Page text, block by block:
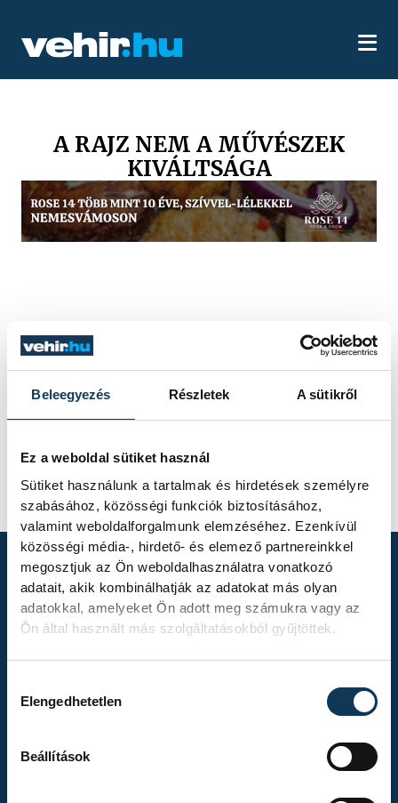
Beleegyezés Részletek A sütikről
Ez a weboldal sütiket használ
Sütiket használunk a tartalmak és hirdetések személyre
szabásához, közösségi funkciók biztosításához,
valamint weboldalforgalmunk elemzéséhez. Ezenkívül
közösségi média-, hirdető- és elemező partnereinkkel
megosztjuk az Ön weboldalhasználatra vonatkozó
adatait, akik kombinálhatják az adatokat más olyan
adatokkal, amelyeket Ön adott meg számukra vagy az
Ön által használt más szolgáltatásokból gyűjtöttek.
Elengedhetetlen
Beállítások
A RAJZ NEM A MŰVÉSZEK
KIVÁLTSÁGA
TOVÁBBI
ALBUMOK
Kékszalag 2026.